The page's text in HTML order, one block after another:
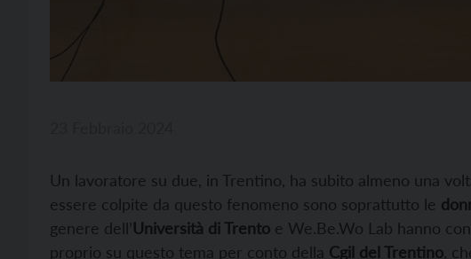
Un lavoratore su due, in Trentino, ha subito almeno una
essere colpite da questo fenomeno sono soprattutto le
genere dell’Università di Trento e We.Be.Wo Lab hanno
proprio su questo tema per conto della Cgil del Trentino,